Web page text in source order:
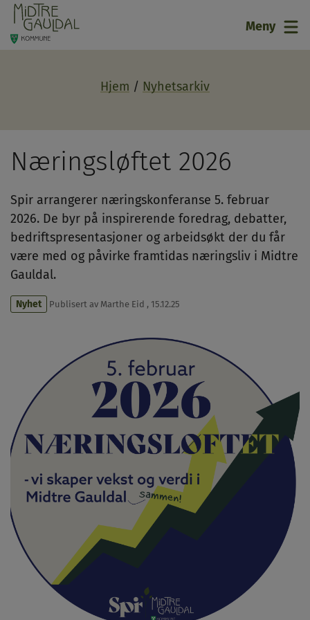
21 Meny
Hjem Nyhetsarkiv
Næringsløftet 2026
Spir arrangerer næringskonferanse 5. februar
2026. De byr på inspirerende foredrag, debatter,
bedriftspresentasjoner og arbeidsøkt der du får
være med og påvirke framtidas næringsliv i Midtre
Gauldal.
Nyhet Publisert av Marthe Eid , 15.12.25